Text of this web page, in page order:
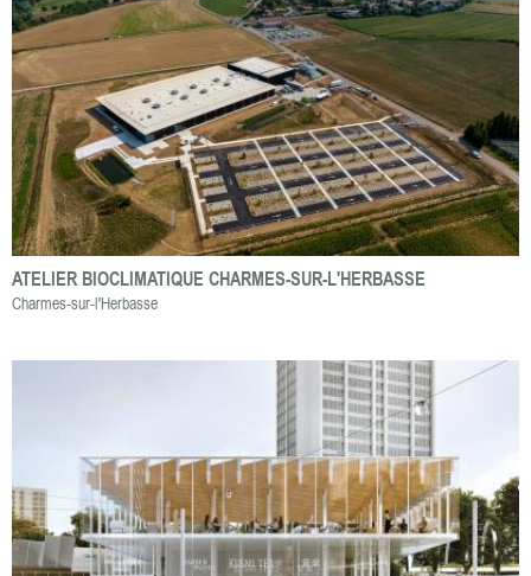
ATELIER BIOCLIMATIQUE CHARMES-SUR-L'HERBASSE
Charmes-sur-l'Herbasse